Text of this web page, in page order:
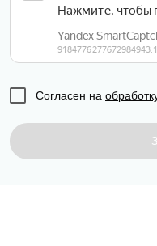
Согласен на
Задать
ФИО
Еmаil*